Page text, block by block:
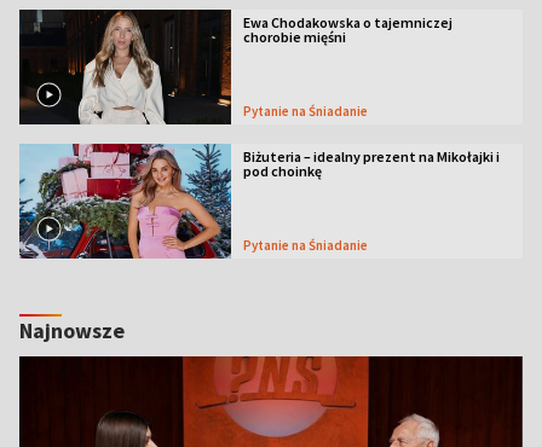
Ewa Chodakowska o tajemniczej
chorobie mięśni
Pytanie na Śniadanie
Biżuteria – idealny prezent na Mikołajki i
pod choinkę
Pytanie na Śniadanie
Najnowsze